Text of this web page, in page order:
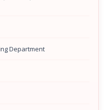
Department